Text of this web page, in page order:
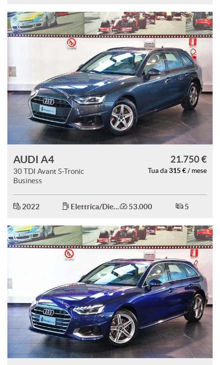
AUDI A4
30 TDI Avant S-Tronic
Business
21.750 €
Tua da 315 € / mese
2022 Elettrica/Diesel 53.000 5